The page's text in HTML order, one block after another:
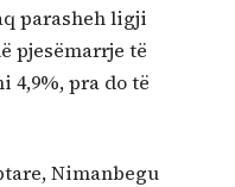
parasheh ligji
pjesëmarrje të
4,9%, pra do të
Nimanbegu